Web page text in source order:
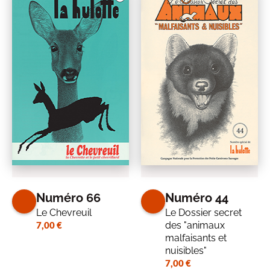
Numéro 66
Le Chevreuil
7,00€
Numéro 44
Le Dossier secret
des "animaux
malfaisants et
nuisibles"
7,00€